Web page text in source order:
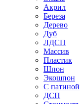
Акрил
Береза
Дерево
Дуб
ЛДСП
Массив
Пластик
Шпон
Экошпон
С патиной
ДСП